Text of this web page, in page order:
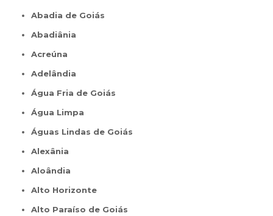
Abadia de Goiás
Abadiânia
Acreúna
Adelândia
Água Fria de Goiás
Água Limpa
Águas Lindas de Goiás
Alexânia
Aloândia
Alto Horizonte
Alto Paraíso de Goiás